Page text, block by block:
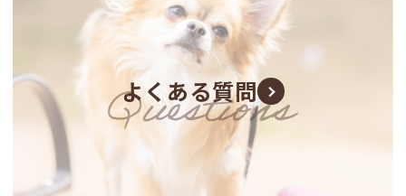
よくある質問